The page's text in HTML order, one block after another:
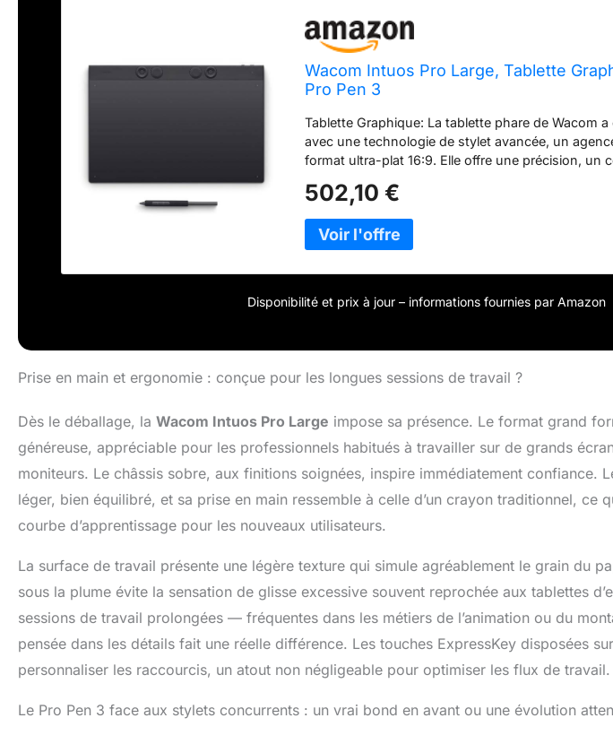
Wacom Intuos Pro Large, Tablette
Pro Pen 3
Tablette Graphique: La tablette phare de Wacom
avec une technologie de stylet avancée, un
format ultra-plat 16:9. Elle offre une précision, un
créateurs d'atteindre un équilibre parfait entre
avec Windows et Mac. La Wacom Intuos Pro
précision d'édition, reconnue par les
compris le montage vidéo, la post-production, la
modélisation 3D et l'animation. Fort de 40 ans
importe où la créativité les inspire. La disposition
gauchers et droitiers, tandis que les boutons
multiple, simplifient même les flux de travail les
plus longtemps sans interruptions. Le Wacom Pro
niveaux de sensibilité à la pression, offre des
des poids, des boutons et des poignées
également un confort exceptionnel et un flux de
Box contents: 1 x Wacom Intuos Pro Large ,
stand (includes standard nib x 5, felt nib x 3,
Pen accessories: Straight grip, tall side switch
switch insert with buttons, short side switch insert
502,10 €
Disponibilité et prix à jour – informations fournies par Amazon
Prise en main et ergonomie : conçue pour les longues sessions de travail ?
Dès le déballage, la Wacom Intuos Pro Large impose sa présence. Le format grand
généreuse, appréciable pour les professionnels habitués à travailler sur de grands
moniteurs. Le châssis sobre, aux finitions soignées, inspire immédiatement confiance.
léger, bien équilibré, et sa prise en main ressemble à celle d’un crayon traditionnel, ce
courbe d’apprentissage pour les nouveaux utilisateurs.
La surface de travail présente une légère texture qui simule agréablement le grain du
sous la plume évite la sensation de glisse excessive souvent reprochée aux tablettes
sessions de travail prolongées — fréquentes dans les métiers de l’animation ou du
pensée dans les détails fait une réelle différence. Les touches ExpressKey disposées
personnaliser les raccourcis, un atout non négligeable pour optimiser les flux de travail.
Le Pro Pen 3 face aux stylets concurrents : un vrai bond en avant ou une évolution